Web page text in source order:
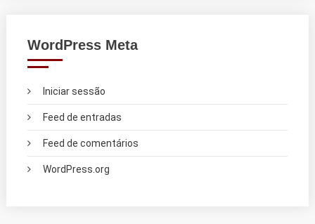
WordPress Meta
Iniciar sessão
Feed de entradas
Feed de comentários
WordPress.org